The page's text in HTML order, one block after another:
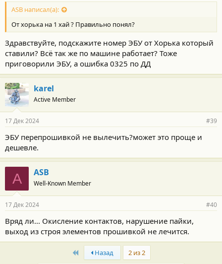
ASB написал(а):
От хорька на 1 хай ? Правильно понял?
Здравствуйте, подскажите номер ЭБУ от Хорька который
ставили? Всё так же по машине работает? Тоже
приговорили ЭБУ, а ошибка 0325 по ДД
karel
Active Member
17 Дек 2024 #39
ЭБУ перепрошивкой не вылечить?может это проще и
дешевле.
A ASB
Well-Known Member
17 Дек 2024 #40
Вряд ли... Окисление контактов, нарушение пайки,
выход из строя элементов прошивкой не лечится.
First Назад
2 из 2